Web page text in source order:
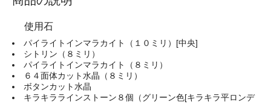
使用石
パイライトインマラカイト（１０ミリ）[中央]
シトリン（８ミリ）
パイライトインマラカイト（８ミリ）
６４面体カット水晶（８ミリ）
ボタンカット水晶
キラキララインストーン８個（グリーン色[キラキラ平ロンデ